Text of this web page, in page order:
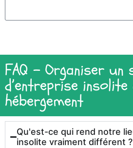
FAQ - Organiser un
d’entreprise insolite
hébergement
Qu'est-ce qui rend notre
insolite vraiment différent ?